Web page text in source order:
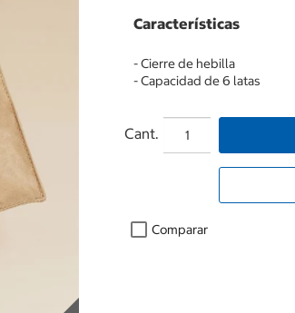
Características
- Cierre de hebilla
- Capacidad de 6 latas
Cant.
Comparar